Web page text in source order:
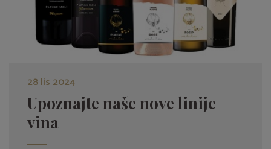
28 lis 2024
Upoznajte naše nove linije
vina